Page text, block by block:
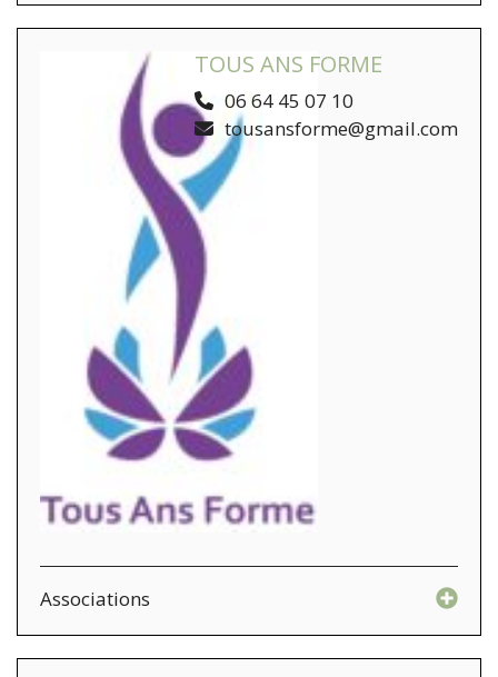
TOUS ANS FORME
06 64 45 07 10
tousansforme@gmail.com
Associations